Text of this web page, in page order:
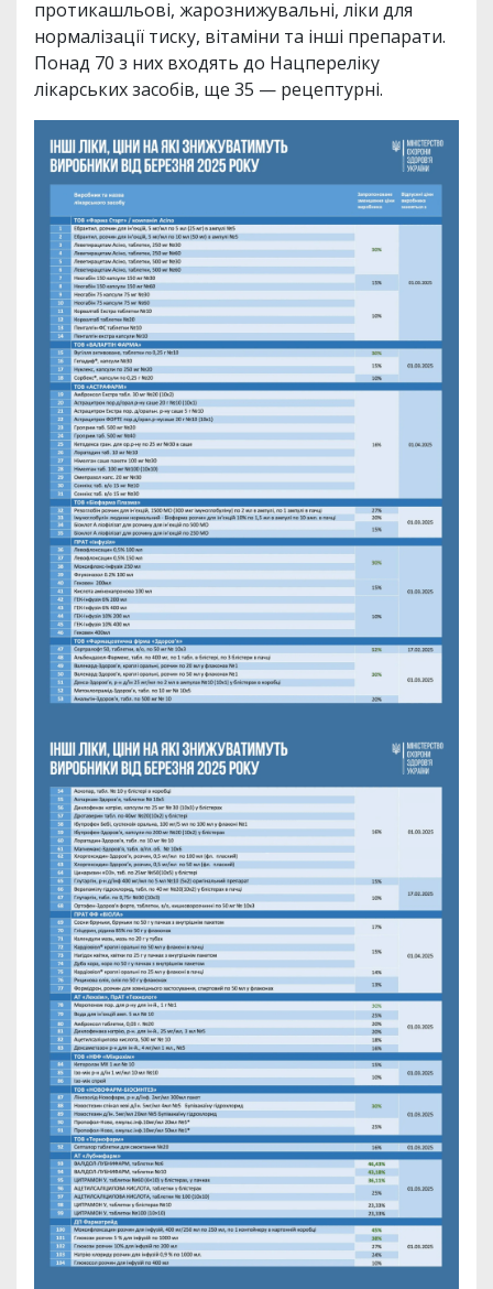
протикашльові, жарознижувальні, ліки для
нормалізації тиску, вітаміни та інші препарати.
Понад 70 з них входять до Нацпереліку
лікарських засобів, ще 35 — рецептурні.